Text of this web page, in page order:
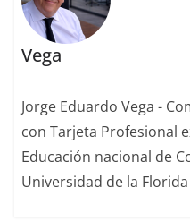
Vega
Jorge Eduardo Vega -
con Tarjeta Profesional
Educación nacional de
Universidad de la